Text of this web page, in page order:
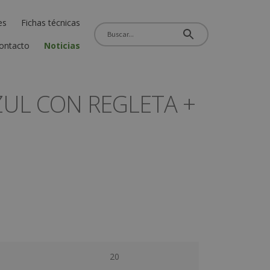
Fichas técnicas
Noticias
CON REGLETA +
20